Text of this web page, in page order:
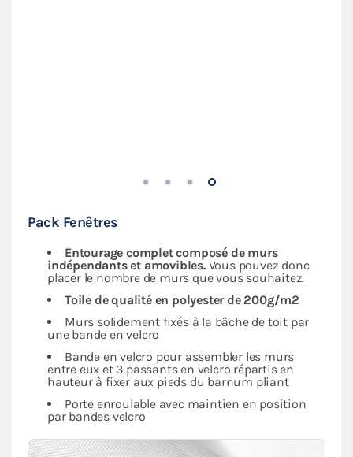
Pack Fenêtres
Entourage complet composé de murs
indépendants et amovibles. Vous pouvez donc
placer le nombre de murs que vous souhaitez.
Toile de qualité en polyester de 200g/m2
Murs solidement fixés à la bâche de toit par
une bande en velcro
Bande en velcro pour assembler les murs
entre eux et 3 passants en velcro répartis en
hauteur à fixer aux pieds du barnum pliant
Porte enroulable avec maintien en position
par bandes velcro